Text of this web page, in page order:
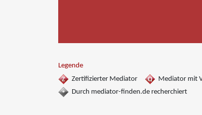
Legende
Zertifizierter Mediator
Mediator mit
Durch mediator-finden.de recherchiert